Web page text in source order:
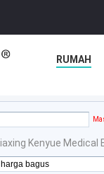
RUMAH
Kenyue Medical